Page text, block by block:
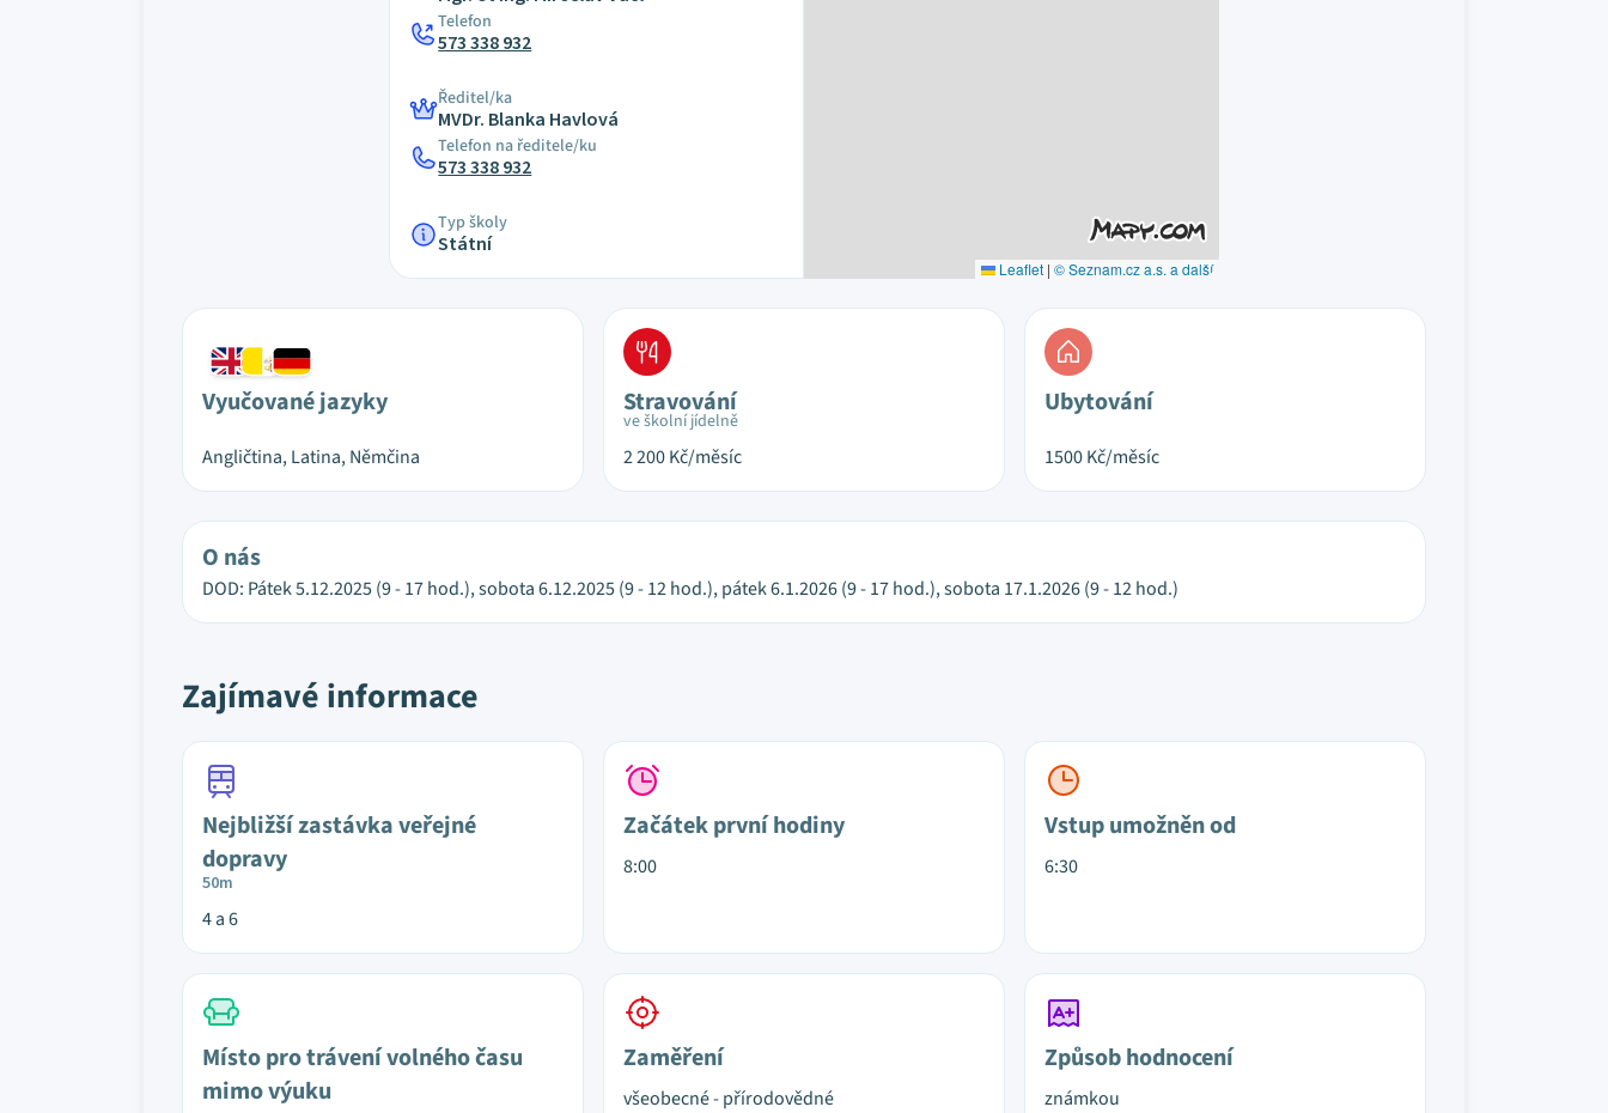
Telefon
573 338 932
Ředitel/ka
MVDr. Blanka Havlová
Telefon na ředitele/ku
573 338 932
Typ školy
Státní
Leaflet | © Seznam.cz a.s. a další
Vyučované jazyky
Angličtina, Latina, Němčina
Stravování
ve školní jídelně
2 200Kč/měsíc
Ubytování
1500Kč/měsíc
O nás
DOD: Pátek 5.12.2025 (9 - 17 hod.), sobota 6.12.2025 (9 - 12 hod.), pátek 6.1.2026 (9 - 17 hod.), sobota 17.1.2026 (9 - 12 hod.)
Zajímavé informace
Nejbližší zastávka veřejné
dopravy
50m
4 a 6
Začátek první hodiny
8:00
Vstup umožněn od
6:30
Místo pro trávení volného času
mimo výuku
Zaměření
všeobecné - přírodovědné
Způsob hodnocení
známkou